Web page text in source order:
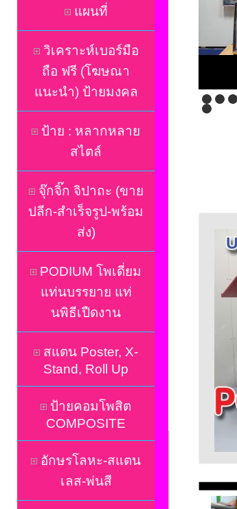
แผนที่
วิเคราะห์เบอร์มือ
ถือ ฟรี (โฆษณา
แนะนำ) ป้ายมงคล
ป้าย : หลากหลาย
สไตล์
จุ๊กจิ๊ก จิปาถะ (ขาย
ปลีก-สำเร็จรูป-พร้อม
ส่ง)
PODIUM โพเดี่ยม
แท่นบรรยาย แท่
นพิธีเปืดงาน
สแตน Poster, X-
Stand, Roll Up
ป้ายคอมโพสิต
COMPOSITE
อักษรโลหะ-สแตน
เลส-พ่นสี